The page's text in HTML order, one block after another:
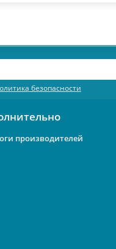
безопасности
производителей